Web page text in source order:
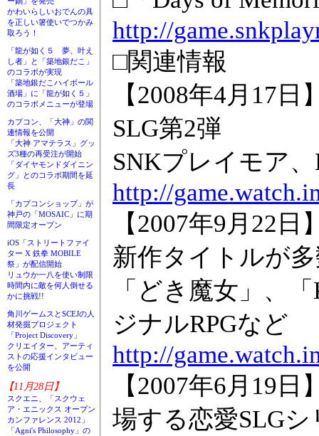
かわいらしいおでんの具
を正しい箸使いでつかみ
取ろう！
「龍が如く５ 夢、叶え
し者」と「築地銀だこ」
のコラボが実現
「築地銀だこハイボール
酒場」に「龍が如く５」
のコラボメニューが登場
カプコン、「大神」の関
連情報を公開
「大神 アマテラス」グッ
ズ3種の再受注が開始
「ダイヤモンドダイニン
グ」とのコラボ期間を延
長
「カプコンショップ」が
神戸の「MOSAIC」に期
間限定オープン
iOS「ストリートファイ
ター X 鉄拳 MOBILE
祭」が配信開始
リュウか一八を使い制限
時間内に敵を何人倒せる
かに挑戦!!
角川ゲームスとSCEJの人
材発掘プロジェクト
「Project Discovery」
クリエイター、アーティ
ストの応援インタビュー
を公開
【11月28日】
スクエニ、「スクウェ
ア・エニックス オープン
カンファレンス 2012」
「Agni's Philosophy」の
http://
□関連情報
【2008年4月17
SLG第2弾
SNKプレイモア、
http://
【2007年9月22
新作タイトルが
「どき魔女」、
ジナルRPGなど
http://
【2007年6月19
場する恋愛SLG